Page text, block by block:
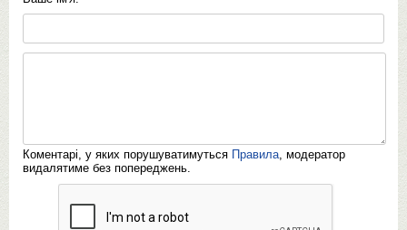
Коментарі, у яких порушуватимуться Правила , модератор
видалятиме без попереджень.